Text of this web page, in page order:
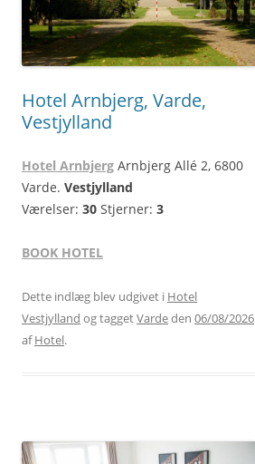
SØNDERJYLLAND
Hotel Arnbjerg, Varde,
Vestjylland
Hotel Arnbjerg Arnbjerg Allé 2, 6800
Varde. Vestjylland
Værelser: 30 Stjerner: 3
BOOK HOTEL
Dette indlæg blev udgivet i Hotel
Vestjylland og taggetVardeden 06/08/2026
afHotel.